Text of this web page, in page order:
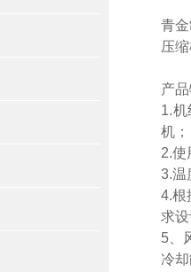
青
压
产
1.
机；
2.使
3.温
4.根
求
5、
冷